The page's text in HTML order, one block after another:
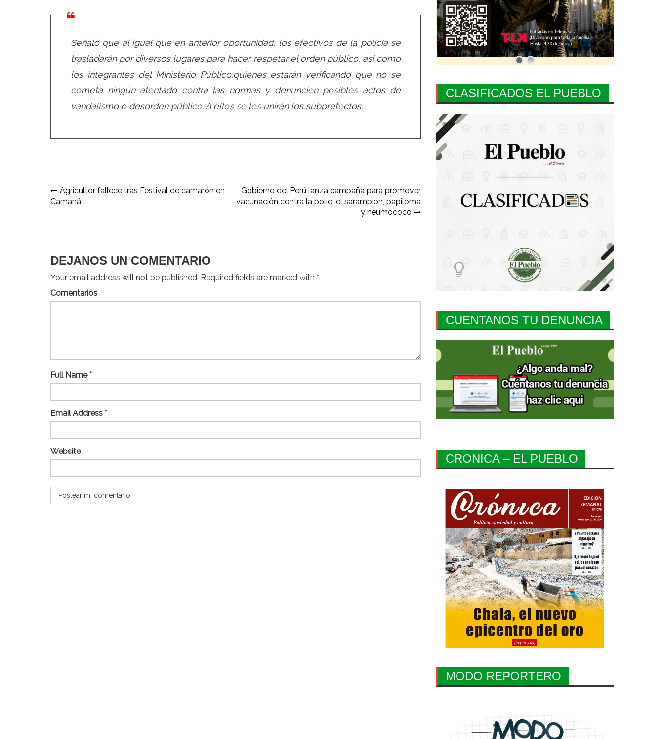
Señaló que al igual que en anterior oportunidad, los efectivos de la policía se
trasladarán por diversos lugares para hacer respetar el orden público, así como
los integrantes del Ministerio Público,quienes estarán verificando que no se
cometa ningún atentado contra las normas y denuncien posibles actos de
vandalismo o desorden público. A ellos se les unirán los subprefectos.
Navegación
de
Agricultor fallece tras Festival de camarón en
Camaná
Gobierno del Perú lanza campaña para promover
vacunación contra la polio, el sarampión, papiloma
y neumococo
DEJANOS UN COMENTARIO
Your email address will not be published. Required fields are marked with *.
Comentarios
Full Name *
Email Address *
Website
CLASIFICADOS EL PUEBLO
CUENTANOS TU DENUNCIA
CRONICA – EL PUEBLO
MODO REPORTERO